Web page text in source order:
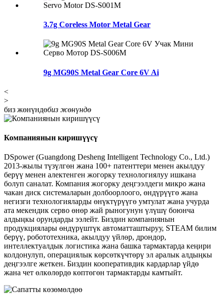
3.7g Coreless Motor Metal Gear
9g MG90S Metal Gear Core 6V Ai
<
>
биз жөнүндөбиз жөнүндө
Компаниянын киришүүсү
DSpower (Guangdong Desheng Intelligent Technology Co., Ltd.)
2013-жылы түзүлгөн жана 100+ патенттери менен акылдуу
берүү менен алектенген жогорку технологиялуу ишкана
болуп саналат. Компания жогорку деңгээлдеги микро жана
чакан диск системаларын долбоорлоого, өндүрүүгө жана
негизги технологияларды өнүктүрүүгө умтулат жана учурда
ата мекендик серво өнөр жай рыногунун үлүшү боюнча
алдыңкы орундарды ээлейт. Биздин компаниянын
продукциялары өндүрүштүк автоматташтыруу, STEAM билим
берүү, робототехника, акылдуу үйлөр, дрондор,
интеллектуалдык логистика жана башка тармактарда кеңири
колдонулуп, операциялык көрсөткүчтөрү эл аралык алдыңкы
деңгээлге жеткен. Биздин кооперативдик кардарлар үйдө
жана чет өлкөлөрдө көптөгөн тармактарды камтыйт.